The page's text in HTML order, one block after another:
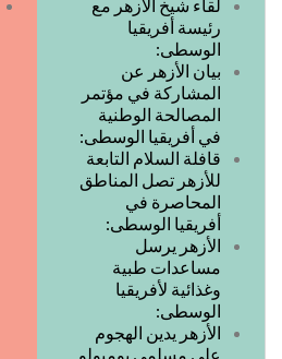
لقاء شيخ الأزهر مع
رئيسة أفريقيا
الوسطى:
بيان الأزهر عن
المشاركة في مؤتمر
المصالحة الوطنية
في أفريقيا الوسطى:
قافلة السلام التابعة
للأزهر تصل المناطق
المحاصرة في
أفريقيا الوسطى:
الأزهر يرسل
مساعدات طبية
وغذائية لأفريقيا
الوسطى:
الأزهر يدين الهجوم
على مسلمي بومبولو